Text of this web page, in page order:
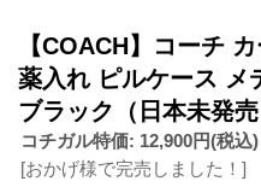
【COACH】コーチ
薬入れ ピルケース メ
ブラック（日本未発売
コチガル特価: 12,900円(税込)
[おかげ様で完売しました！]